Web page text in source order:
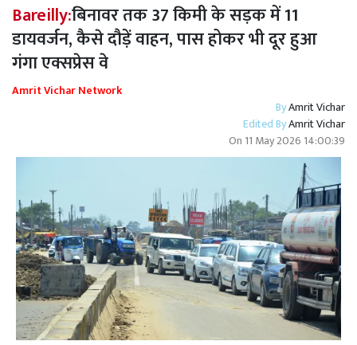
Bareilly:बिनावर तक 37 किमी के सड़क में 11
डायवर्जन, कैसे दौड़ें वाहन, पास होकर भी दूर हुआ
गंगा एक्सप्रेस वे
Amrit Vichar Network
ByAmrit Vichar
Edited ByAmrit Vichar
On 11 May 2026 14:00:39